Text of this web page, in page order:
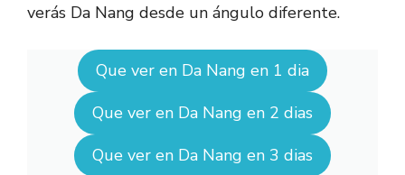
verás Da Nang desde un ángulo diferente.
Que ver en Da Nang en 1 dia
Que ver en Da Nang en 2 dias
Que ver en Da Nang en 3 dias